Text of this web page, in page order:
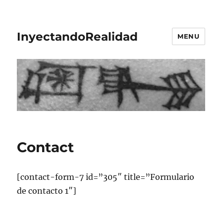
InyectandoRealidad MENU
Contact
[contact-form-7 id=”305″ title=”Formulario
de contacto 1″]